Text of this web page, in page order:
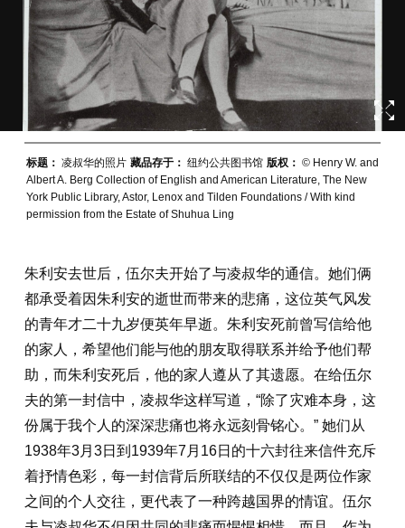
标题： 凌叔华的照片 藏品存于： 纽约公共图书馆 版权： © Henry W. and
Albert A. Berg Collection of English and American Literature, The New
York Public Library, Astor, Lenox and Tilden Foundations / With kind
permission from the Estate of Shuhua Ling
朱利安去世后，伍尔夫开始了与凌叔华的通信。她们俩
都承受着因朱利安的逝世而带来的悲痛，这位英气风发
的青年才二十九岁便英年早逝。朱利安死前曾写信给他
的家人，希望他们能与他的朋友取得联系并给予他们帮
助，而朱利安死后，他的家人遵从了其遗愿。在给伍尔
夫的第一封信中，凌叔华这样写道，“除了灾难本身，这
份属于我个人的深深悲痛也将永远刻骨铭心。” 她们从
1938年3月3日到1939年7月16日的十六封往来信件充斥
着抒情色彩，每一封信背后所联结的不仅仅是两位作家
之间的个人交往，更代表了一种跨越国界的情谊。伍尔